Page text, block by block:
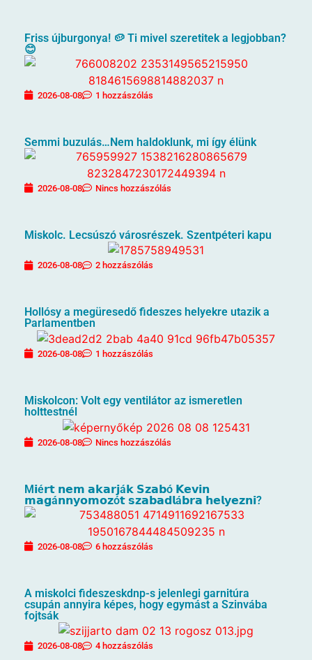
Friss újburgonya! 🥔 Ti mivel szeretitek a legjobban?
😊
2026-08-08 1 hozzászólás
Semmi buzulás…Nem haldoklunk, mi így élünk
2026-08-08 Nincs hozzászólás
Miskolc. Lecsúszó városrészek. Szentpéteri kapu
2026-08-08 2 hozzászólás
Hollósy a megüresedő fideszes helyekre utazik a
Parlamentben
2026-08-08 1 hozzászólás
Miskolcon: Volt egy ventilátor az ismeretlen
holttestnél
2026-08-08 Nincs hozzászólás
M𝗶é𝗿𝘁 𝗻𝗲𝗺 𝗮𝗸𝗮𝗿𝗷á𝗸 𝗦𝘇𝗮𝗯ó 𝗞𝗲𝘃𝗶𝗻
𝗺𝗮𝗴á𝗻𝗻𝘆𝗼𝗺𝗼𝘇ó𝘁 𝘀𝘇𝗮𝗯𝗮𝗱𝗹á𝗯𝗿𝗮 𝗵𝗲𝗹𝘆𝗲𝘇𝗻𝗶?
2026-08-08 6 hozzászólás
A miskolci fideszeskdnp-s jelenlegi garnitúra
csupán annyira képes, hogy egymást a Szinvába
fojtsák
2026-08-08 4 hozzászólás